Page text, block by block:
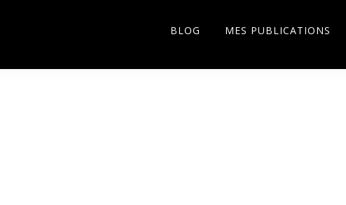
BLOG MES PUBLICATIONS